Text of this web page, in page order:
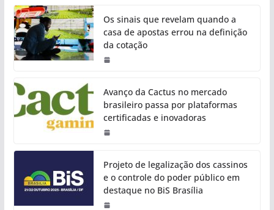
Os sinais que revelam quando a
casa de apostas errou na definição
da cotação
Avanço da Cactus no mercado
brasileiro passa por plataformas
certificadas e inovadoras
Projeto de legalização dos cassinos
e o controle do poder público em
destaque no BiS Brasília